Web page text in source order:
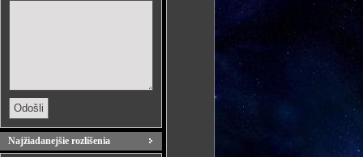
Najžiadanejšie rozlíšenia